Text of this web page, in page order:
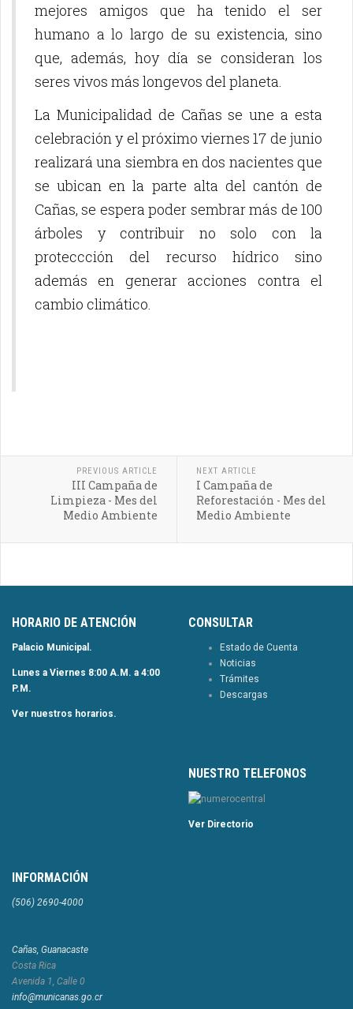
mejores amigos que ha tenido el ser
humano a lo largo de su existencia, sino
que, además, hoy día se consideran los
seres vivos más longevos del planeta.
La Municipalidad de Cañas se une a esta
celebración y el próximo viernes 17 de junio
realizará una siembra en dos nacientes que
se ubican en la parte alta del cantón de
Cañas, se espera poder sembrar más de 100
árboles y contribuir no solo con la
proteccción del recurso hídrico sino
además en generar acciones contra el
cambio climático.
PREVIOUS ARTICLE
III Campaña de
Limpieza - Mes del
Medio Ambiente
NEXT ARTICLE
I Campaña de
Reforestación - Mes del
Medio Ambiente
HORARIO DE ATENCIÓN
Palacio Municipal.
Lunes a Viernes 8:00 A.M. a 4:00
P.M.
Ver nuestros horarios.
CONSULTAR
Estado de Cuenta
Noticias
Trámites
Descargas
NUESTRO TELEFONOS
Ver Directorio
INFORMACIÓN
(506) 2690-4000
Cañas, Guanacaste
Costa Rica
Avenida 1, Calle 0
info@municanas.go.cr